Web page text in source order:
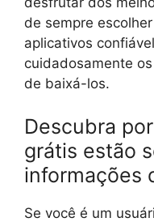
de sempre
aplicativos
cuidadosamente
de baixá-los.
Descubra
grátis estão
informações
Se você é um